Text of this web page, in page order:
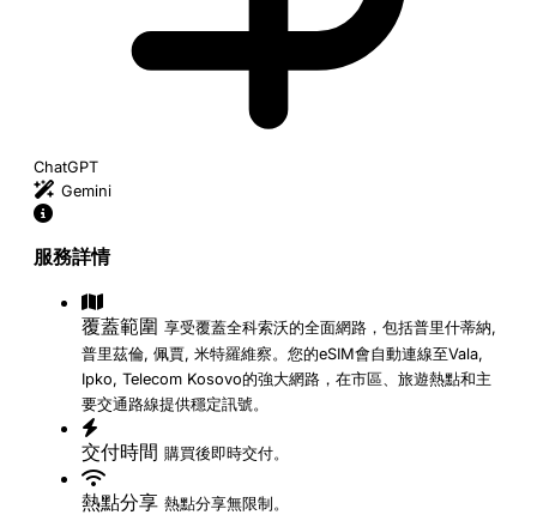
ChatGPT
Gemini
服務詳情
覆蓋範圍 享受覆蓋全科索沃的全面網路，包括普里什蒂納,
普里茲倫, 佩賈, 米特羅維察。您的eSIM會自動連線至Vala,
Ipko, Telecom Kosovo的強大網路，在市區、旅遊熱點和主
要交通路線提供穩定訊號。
交付時間 購買後即時交付。
熱點分享 熱點分享無限制。